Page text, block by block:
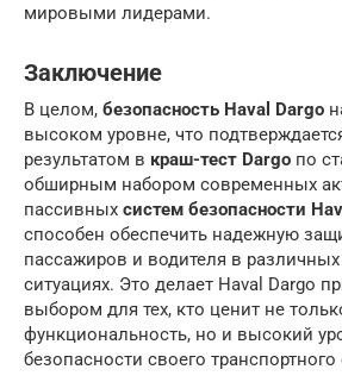
мировыми лидерами.
Заключение
В целом, безопасность Haval Dargo
высоком уровне, что
результатом в краш-тест Dargo по
обширным набором современных
пассивных систем безопасности
способен обеспечить надежную
пассажиров и водителя в
ситуациях. Это делает Haval Dargo
выбором для тех, кто ценит не
функциональность, но и высокий
безопасности своего транспортного